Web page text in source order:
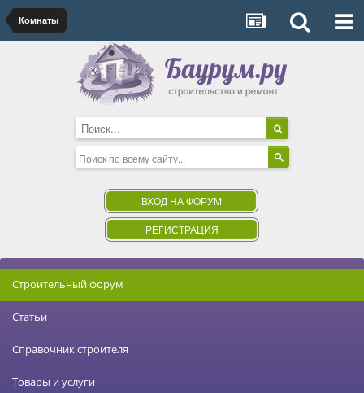
Комнаты
ВХОД НА ФОРУМ
РЕГИСТРАЦИЯ
Строительный форум
Статьи
Справочник строителя
Товары и услуги